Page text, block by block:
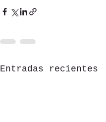
Entradas recientes